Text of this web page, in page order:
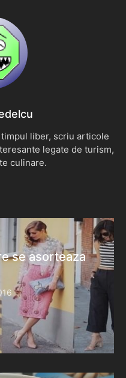
liber, scriu articole
legate de turism,
culinare.
se asorteaza